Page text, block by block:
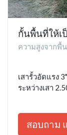
กั้นพื้นที่ให้เ
ความสูงจากพื้
เสารั้วอัดแรง
ระหว่างเสา
สอบถาม